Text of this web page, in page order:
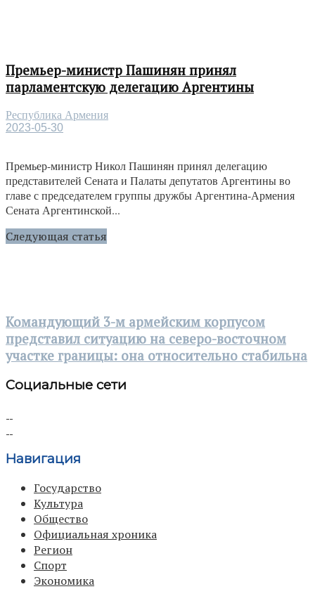
Премьер-министр Пашинян принял
парламентскую делегацию Аргентины
Республика Армения
2023-05-30
Премьер-министр Никол Пашинян принял делегацию
представителей Сената и Палаты депутатов Аргентины во
главе с председателем группы дружбы Аргентина-Армения
Сената Аргентинской...
Следующая статья
Командующий 3-м армейским корпусом
представил ситуацию на северо-восточном
участке границы: она относительно стабильна
Социальные сети
Навигация
Государство
Культура
Общество
Официальная хроника
Регион
Спорт
Экономика